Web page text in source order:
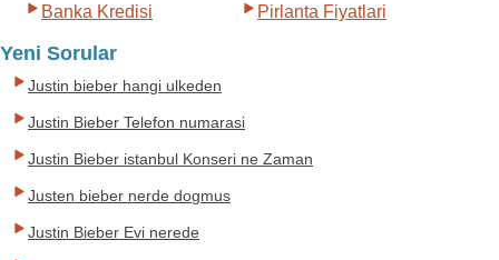
Banka Kredisi
Pirlanta Fiyatlari
Yeni Sorular
Justin bieber hangi ulkeden
Justin Bieber Telefon numarasi
Justin Bieber istanbul Konseri ne Zaman
Justen bieber nerde dogmus
Justin Bieber Evi nerede